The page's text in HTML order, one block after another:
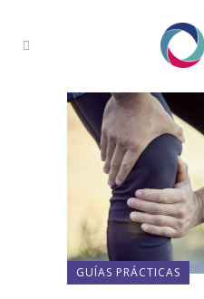
GUÍAS PRÁCTICAS